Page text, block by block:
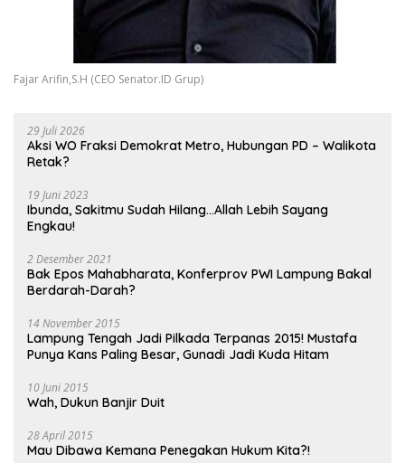
Fajar Arifin,S.H (CEO Senator.ID Grup)
29 Juli 2026
Aksi WO Fraksi Demokrat Metro, Hubungan PD – Walikota
Retak?
19 Juni 2023
Ibunda, Sakitmu Sudah Hilang…Allah Lebih Sayang
Engkau!
2 Desember 2021
Bak Epos Mahabharata, Konferprov PWI Lampung Bakal
Berdarah-Darah?
14 November 2015
Lampung Tengah Jadi Pilkada Terpanas 2015! Mustafa
Punya Kans Paling Besar, Gunadi Jadi Kuda Hitam
10 Juni 2015
Wah, Dukun Banjir Duit
28 April 2015
Mau Dibawa Kemana Penegakan Hukum Kita?!